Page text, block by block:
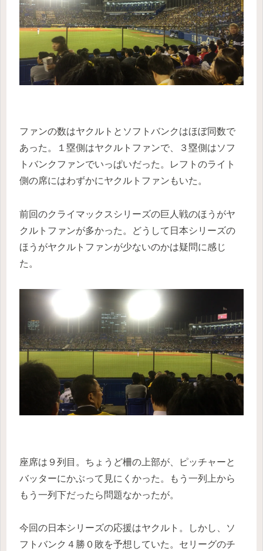
ファンの数はヤクルトとソフトバンクはほぼ同数で
あった。１塁側はヤクルトファンで、３塁側はソフ
トバンクファンでいっぱいだった。レフトのライト
側の席にはわずかにヤクルトファンもいた。
前回のクライマックスシリーズの巨人戦のほうがヤ
クルトファンが多かった。どうして日本シリーズの
ほうがヤクルトファンが少ないのかは疑問に感じ
た。
座席は９列目。ちょうど柵の上部が、ピッチャーと
バッターにかぶって見にくかった。もう一列上から
もう一列下だったら問題なかったが。
今回の日本シリーズの応援はヤクルト。しかし、ソ
フトバンク４勝０敗を予想していた。セリーグのチ